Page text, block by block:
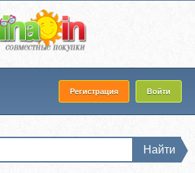
Регистрация Войти
Найти